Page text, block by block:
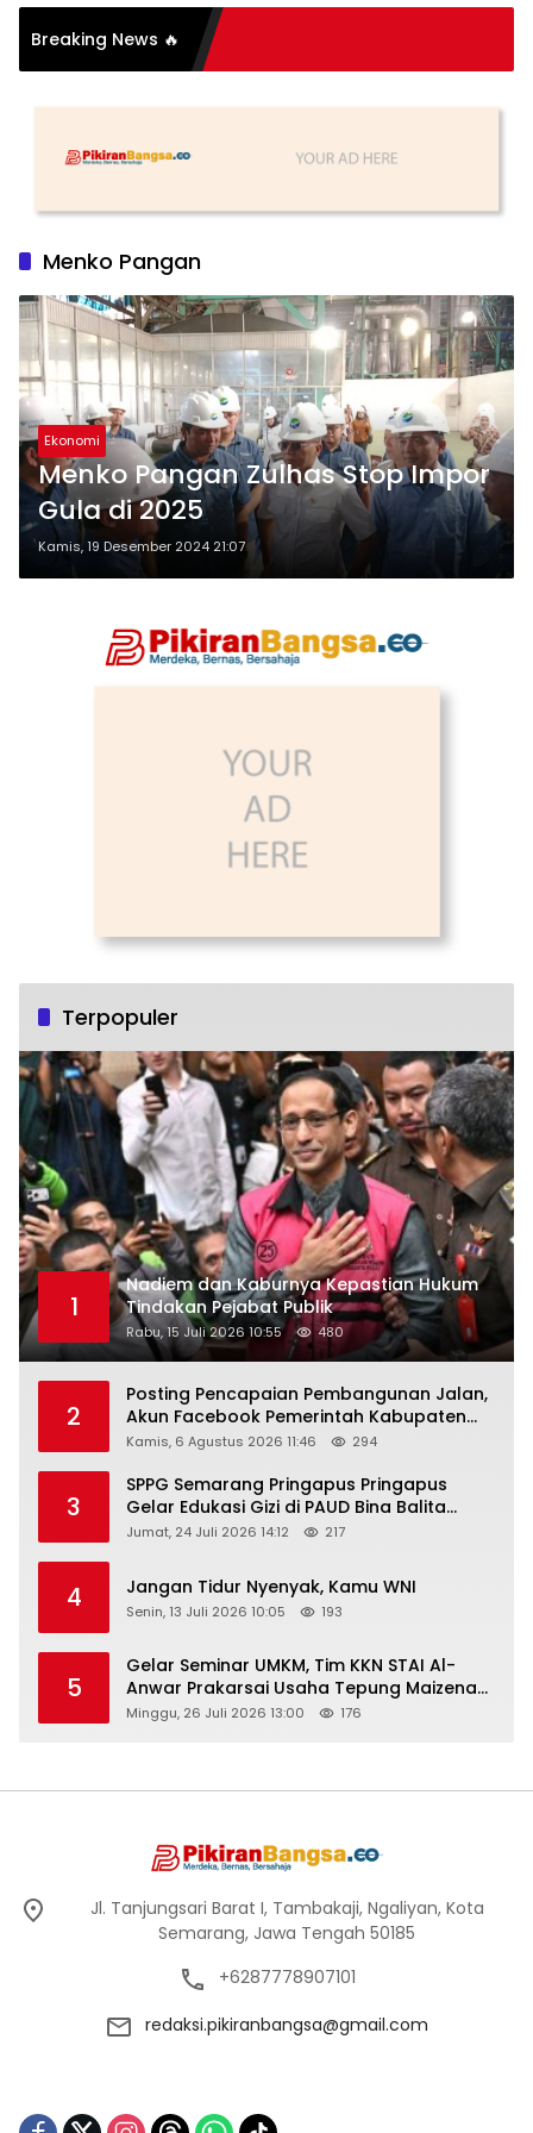
Breaking News 🔥
Menko Pangan
Ekonomi
Menko Pangan Zulhas Stop Impor
Gula di 2025
Kamis, 19 Desember 2024 21:07
Terpopuler
1
Nadiem dan Kaburnya Kepastian Hukum
Tindakan Pejabat Publik
Rabu, 15 Juli 2026 10:55 480
2
Posting Pencapaian Pembangunan Jalan,
Akun Facebook Pemerintah Kabupaten
Rembang “Dirujak” Warganet
Kamis, 6 Agustus 2026 11:46 294
3
SPPG Semarang Pringapus Pringapus
Gelar Edukasi Gizi di PAUD Bina Balita
Peringati Hari Anak Nasional 2026
Jumat, 24 Juli 2026 14:12 217
4 Jangan Tidur Nyenyak, Kamu WNI
Senin, 13 Juli 2026 10:05 193
5
Gelar Seminar UMKM, Tim KKN STAI Al-
Anwar Prakarsai Usaha Tepung Maizena
di Logung
Minggu, 26 Juli 2026 13:00 176
Jl. Tanjungsari Barat I, Tambakaji, Ngaliyan, Kota
Semarang, Jawa Tengah 50185
+6287778907101
redaksi.pikiranbangsa@gmail.com